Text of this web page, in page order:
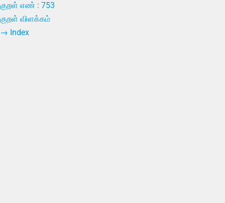
குறள் எண் : 753
குறள் விளக்கம்
→ Index